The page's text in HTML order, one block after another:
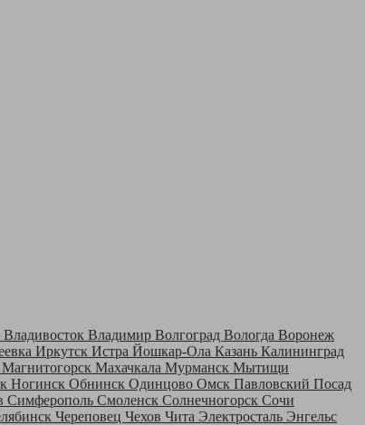
Владивосток Владимир Волгоград Вологда Воронеж
Иркутск Истра Йошкар-Ола Казань Калининград
Магнитогорск Махачкала Мурманск Мытищи
Ногинск Обнинск Одинцово Омск Павловский Посад
Симферополь Смоленск Солнечногорск Сочи
Череповец Чехов Чита Электросталь Энгельс